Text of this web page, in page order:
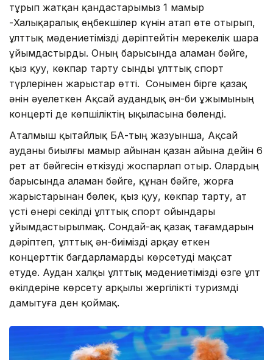
тұрып жатқан қандастарымыз 1 мамыр
-Халықаралық еңбекшілер күнін атап өте отырып,
ұлттық мәдениетімізді дәріптейтін мерекелік шара
ұйымдастырды. Оның барысында аламан бәйге,
қыз қуу, көкпар тарту сынды ұлттық спорт
түрлерінен жарыстар өтті. Сонымен бірге қазақ
әнін әуелеткен Ақсай аудандық ән-би ұжымының
концерті де көпшіліктің ықыласына бөленді.
Аталмыш қытайлық БАҚ-тың жазуынша, Ақсай
ауданы биылғы мамыр айынан қазан айына дейін 6
рет ат бәйгесін өткізуді жоспарлап отыр. Олардың
барысында аламан бәйге, құнан бәйге, жорға
жарыстарынан бөлек, қыз қуу, көкпар тарту, ат
үсті өнері секілді ұлттық спорт ойындары
ұйымдастырылмақ. Сондай-ақ қазақ тағамдарын
дәріптеп, ұлттық ән-биімізді арқау еткен
концерттік бағдарламарды көрсетуді мақсат
етуде. Аудан халқы ұлттық мәдениетімізді өзге ұлт
өкілдеріне көрсету арқылы жергілікті туризмді
дамытуға ден қоймақ.